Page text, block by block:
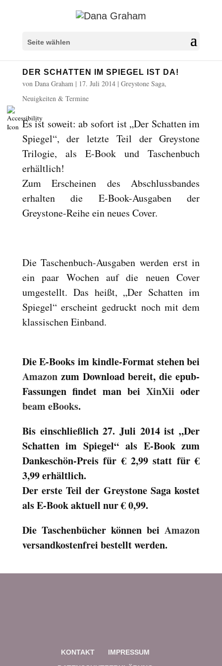
Seite wählen
DER SCHATTEN IM SPIEGEL IST DA!
von Dana Graham| 17. Juli 2014| Greystone Saga,
Neuigkeiten & Termine
Es ist soweit: ab sofort ist „Der Schatten im
Spiegel“, der letzte Teil der Greystone
Trilogie, als E-Book und Taschenbuch
erhältlich!
Zum Erscheinen des Abschlussbandes
erhalten die E-Book-Ausgaben der
Greystone-Reihe ein neues Cover.
Die Taschenbuch-Ausgaben werden erst in
ein paar Wochen auf die neuen Cover
umgestellt. Das heißt, „Der Schatten im
Spiegel“ erscheint gedruckt noch mit dem
klassischen Einband.
Die E-Books im kindle-Format stehen bei
Amazon zum Download bereit, die epub-
Fassungen findet man beiXinXiioder
beam eBooks.
Bis einschließlich 27. Juli 2014 ist „Der
Schatten im Spiegel“ als E-Book zum
Dankeschön-Preis für € 2,99 statt für €
3,99 erhältlich.
Der erste Teil der Greystone Saga kostet
als E-Book aktuell nur € 0,99.
Die Taschenbücher können beiAmazon
versandkostenfrei bestellt werden.
KONTAKT
IMPRESSUM
Überschriften markieren
settings
zoom_out Herauszoomen
add_circle_outline Schrift vergrößern
spellcheck Lesbare Schriftart
brightness_high Heller Kontrast
format_underlined Links unterstreichen
font_download Links markieren